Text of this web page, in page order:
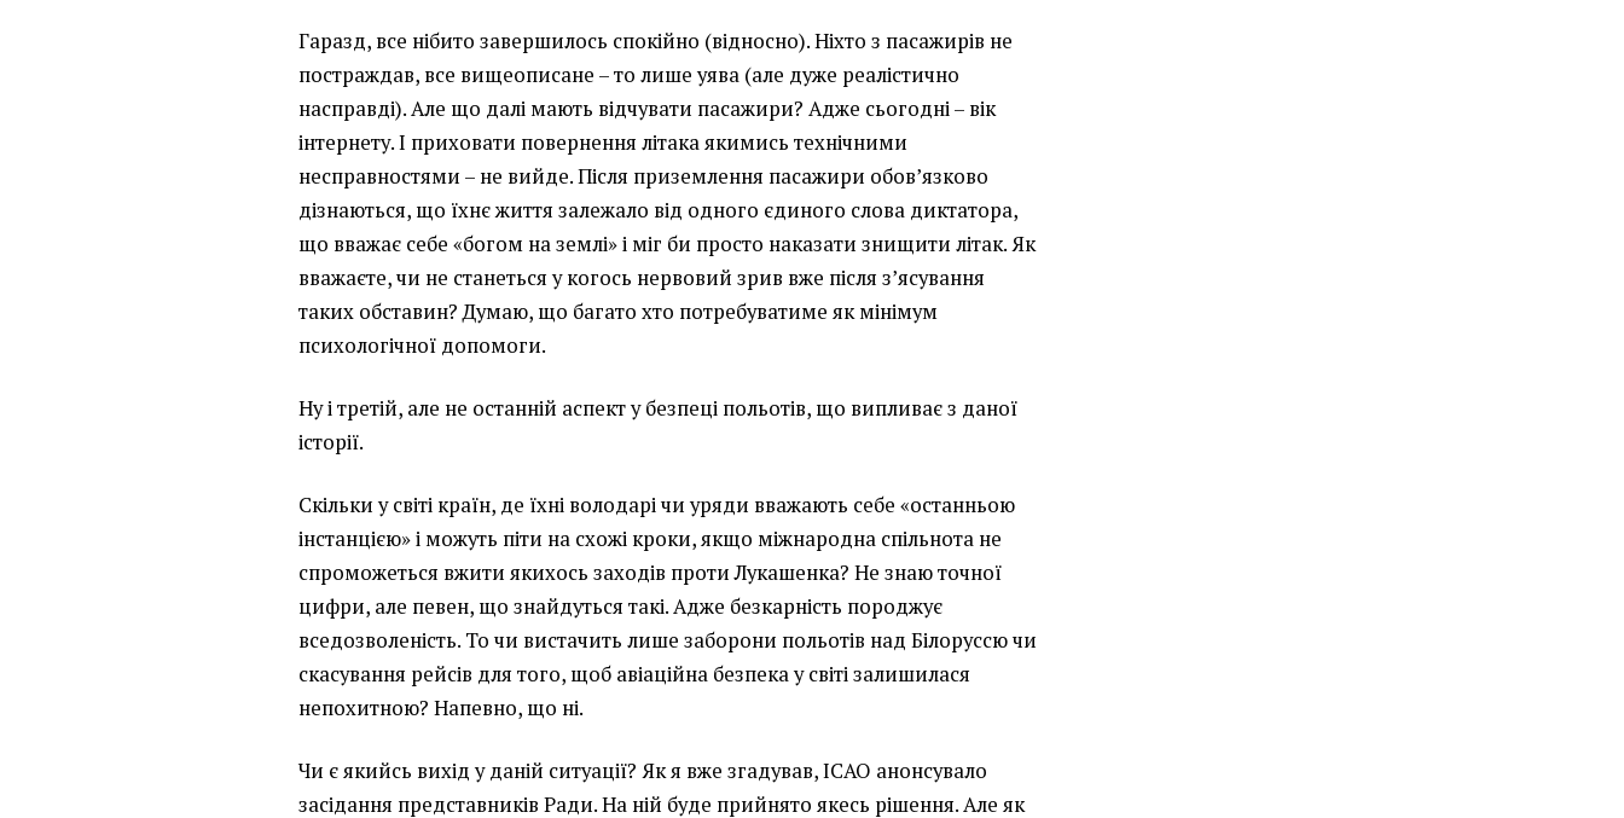
Гаразд, все нібито завершилось спокійно (відносно). Ніхто з пасажирів не
постраждав, все вищеописане – то лише уява (але дуже реалістично
насправді). Але що далі мають відчувати пасажири? Адже сьогодні – вік
інтернету. І приховати повернення літака якимись технічними
несправностями – не вийде. Після приземлення пасажири обов’язково
дізнаються, що їхнє життя залежало від одного єдиного слова диктатора,
що вважає себе «богом на землі» і міг би просто наказати знищити літак. Як
вважаєте, чи не станеться у когось нервовий зрив вже після з’ясування
таких обставин? Думаю, що багато хто потребуватиме як мінімум
психологічної допомоги.
Ну і третій, але не останній аспект у безпеці польотів, що випливає з даної
історії.
Скільки у світі країн, де їхні володарі чи уряди вважають себе «останньою
інстанцією» і можуть піти на схожі кроки, якщо міжнародна спільнота не
спроможеться вжити якихось заходів проти Лукашенка? Не знаю точної
цифри, але певен, що знайдуться такі. Адже безкарність породжує
вседозволеність. То чи вистачить лише заборони польотів над Білоруссю чи
скасування рейсів для того, щоб авіаційна безпека у світі залишилася
непохитною? Напевно, що ні.
Чи є якийсь вихід у даній ситуації? Як я вже згадував, ІСАО анонсувало
засідання представників Ради. На ній буде прийнято якесь рішення. Але як